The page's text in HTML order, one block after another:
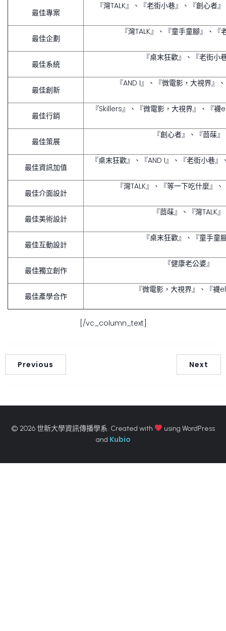
最佳專案
『灣TALK』、『老街小巷』、『創心者
最佳企劃
『灣TALK』、『童手童腳』、『
最佳系統
『桌末狂歡』、『老街小
最佳創新
『AND I』、『微電影，大視界』
最佳行銷
『Skillers』、『微電影，大視界』、『
最佳策展
『創心者』、『茴菋』
最佳資訊加值
『桌末狂歡』、『AND I』、『老街小巷
最佳介面設計
『灣TALK』、『等一下吃什麼』
最佳美術設計
『茴菋』、『灣TALK』
最佳互動設計
『桌末狂歡』、『童手童
最佳獨立創作
『健康老公婆』
最佳產學合作
『微電影，大視界』、『襪
[/vc_column_text]
Previous Next
© 2026 世新大學資訊傳播學系. Created with
using WordPress
and Kubio